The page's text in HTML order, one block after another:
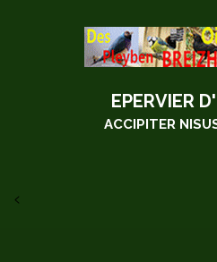
EPERVIER
ACCIPITER
<